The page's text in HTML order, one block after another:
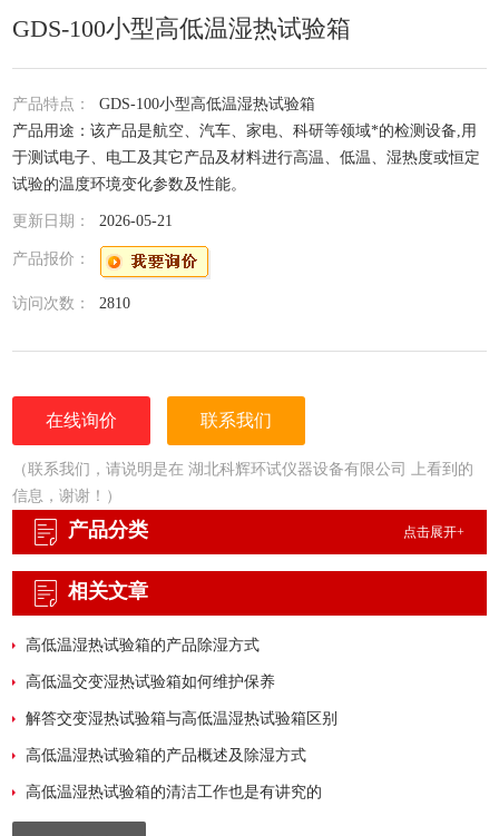
GDS-100小型高低温湿热试验箱
产品特点：GDS-100小型高低温湿热试验箱
产品用途：该产品是航空、汽车、家电、科研等领域*的检测设备,用
于测试电子、电工及其它产品及材料进行高温、低温、湿热度或恒定
试验的温度环境变化参数及性能。
更新日期：2026-05-21
产品报价：
访问次数：2810
在线询价 联系我们
（联系我们，请说明是在 湖北科辉环试仪器设备有限公司 上看到的
信息，谢谢！）
产品分类 点击展开+
相关文章
高低温湿热试验箱的产品除湿方式
高低温交变湿热试验箱如何维护保养
解答交变湿热试验箱与高低温湿热试验箱区别
高低温湿热试验箱的产品概述及除湿方式
高低温湿热试验箱的清洁工作也是有讲究的